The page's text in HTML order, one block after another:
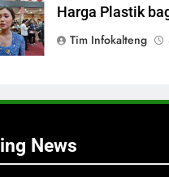
Harga Plastik
Tim Infokalteng
News